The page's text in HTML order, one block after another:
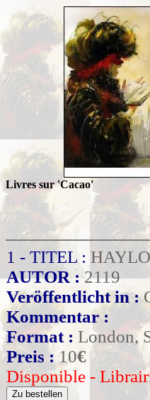
Livres sur 'Cacao'
1 - TITEL :
AUTOR : 2119
Veröffentlicht in :
Kommentar :
Format : London,
Preis : 10€
Disponible -